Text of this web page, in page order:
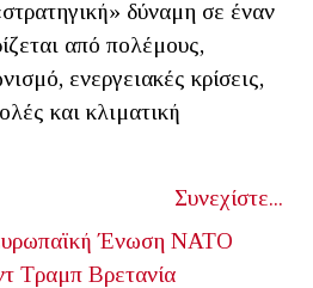
δύναμη σε έναν
από πολέμους,
ενεργειακές κρίσεις,
και κλιματική
Συνεχίστε...
Ένωση ΝΑΤΟ
Τραμπ Βρετανία